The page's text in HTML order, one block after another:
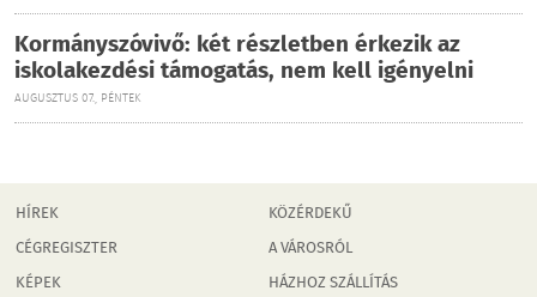
Kormányszóvivő: két részletben érkezik az
iskolakezdési támogatás, nem kell igényelni
AUGUSZTUS 07., PÉNTEK
HÍREK
CÉGREGISZTER
KÉPEK
KÖZÉRDEKŰ
A VÁROSRÓL
HÁZHOZ SZÁLLÍTÁS